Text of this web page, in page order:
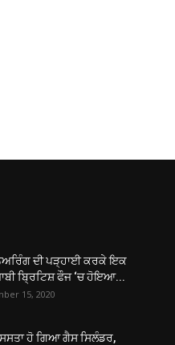
ਦੀ ਪੜ੍ਹਾਈ ਕਰਕੇ ਇਕ
ਬ੍ਰਿਟਿਸ਼ ਫੌਜ ‘ਚ ਹੋਇਆ...
15, 2020
ਹੋ ਗਿਆ ਗੈਸ ਸਿਲੰਡਰ,